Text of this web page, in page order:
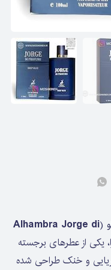
(
Alhambra Jorge di
یکی از عطرهای برجسته
و خنک طراحی شده